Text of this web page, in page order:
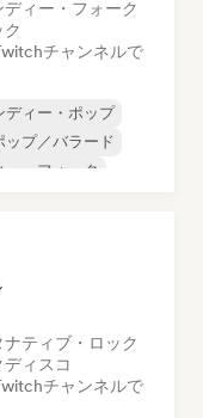
ディー・フォーク
チャンネルで
ディー・ポップ
ップ／バラード
ー・フォーク
ナティブ・ロック
ディスコ
チャンネルで